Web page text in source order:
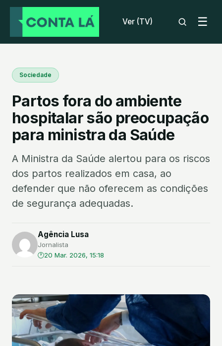
Ver (TV) ☰
Sociedade
Partos fora do ambiente
hospitalar são preocupação
para ministra da Saúde
A Ministra da Saúde alertou para os riscos
dos partos realizados em casa, ao
defender que não oferecem as condições
de segurança adequadas.
Agência Lusa
Jornalista
20 Mar. 2026, 15:18